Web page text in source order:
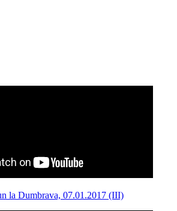
la Dumbrava, 07.01.2017 (III)